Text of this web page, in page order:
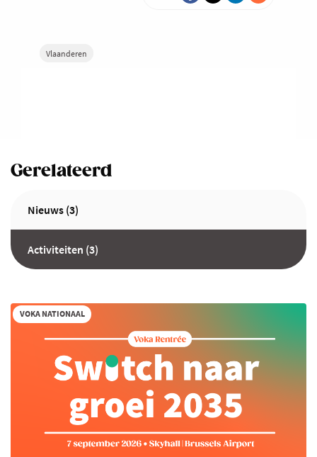
Vlaanderen
Gerelateerd
Nieuws (3)
Activiteiten (3)
VOKA NATIONAAL